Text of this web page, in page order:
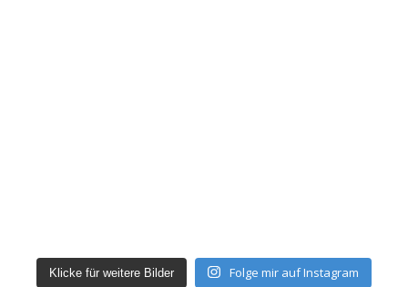
Klicke für weitere Bilder Folge mir auf Instagram